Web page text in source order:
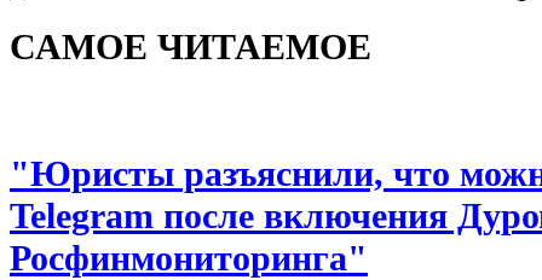
САМОЕ ЧИТАЕМОЕ
"Юристы разъяснили, что
Telegram после включения
Росфинмониторинга"